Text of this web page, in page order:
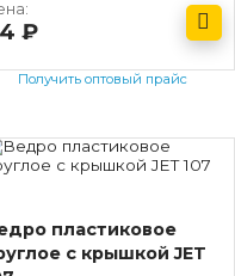
Получить оптовый прайс
пластиковое
с крышкой JET